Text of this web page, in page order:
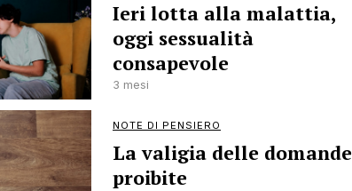
Ieri lotta alla malattia,
oggi sessualità
consapevole
3 mesi
NOTE DI PENSIERO
La valigia delle domande
proibite